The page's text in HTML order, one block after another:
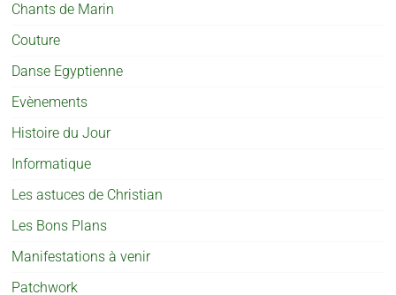
Chants de Marin
Couture
Danse Egyptienne
Evènements
Histoire du Jour
Informatique
Les astuces de Christian
Les Bons Plans
Manifestations à venir
Patchwork